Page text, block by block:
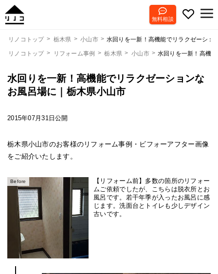
無料相談
リノコトップ 栃木県 小山市 水回りを一新！高機能でリラクゼーショ
リノコトップ リフォーム事例 栃木県 小山市 水回りを一新！高機
水回りを一新！高機能でリラクゼーションな
お風呂場に｜栃木県小山市
2015年07月31日公開
栃木県小山市のお客様のリフォーム事例・ビフォーアフター画像
をご紹介いたします。
Before
【リフォーム前】多数の箇所のリフォー
ムご依頼でしたが、こちらは脱衣所とお
風呂です。若干年季が入ったお風呂に感
じます。洗面台とトイレも少しデザイン
古いです。